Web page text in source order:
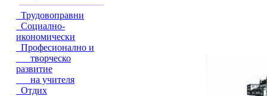
Трудовоправни
Социално-
икономически
Професионално и
творческо
развитие
на учителя
Отдих